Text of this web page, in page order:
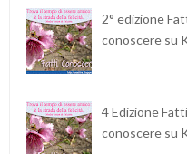
2° edizione
conoscere su
4 Edizione Fatti
conoscere su